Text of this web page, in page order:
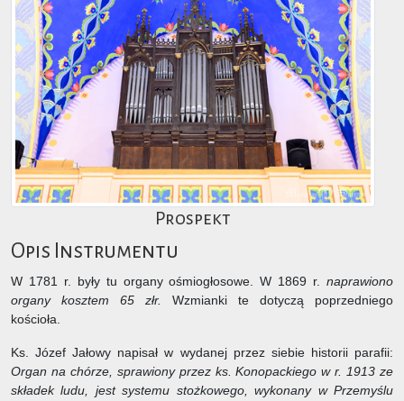
Prospekt
Opis Instrumentu
W 1781 r. były tu organy ośmiogłosowe. W 1869 r. naprawiono
organy kosztem 65 złr.
Wzmianki te dotyczą poprzedniego
kościoła.
Ks. Józef Jałowy napisał w wydanej przez siebie historii parafii:
Organ na chórze, sprawiony przez ks. Konopackiego w r. 1913 ze
składek ludu, jest systemu stożkowego, wykonany w Przemyślu